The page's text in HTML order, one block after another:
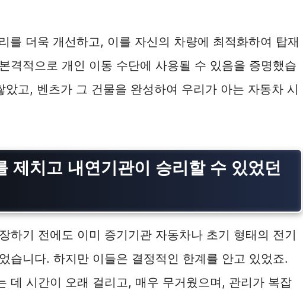
를 더욱 개선하고, 이를 자신의 차량에 최적화하여 탑재
격적으로 개인 이동 수단에 사용될 수 있음을 증명했습
고, 벤츠가 그 건물을 완성하여 우리가 아는 자동차 시
제치고 내연기관이 승리할 수 있었던
하기 전에도 이미 증기기관 자동차나 초기 형태의 전기
습니다. 하지만 이들은 결정적인 한계를 안고 있었죠.
데 시간이 오래 걸리고, 매우 무거웠으며, 관리가 복잡